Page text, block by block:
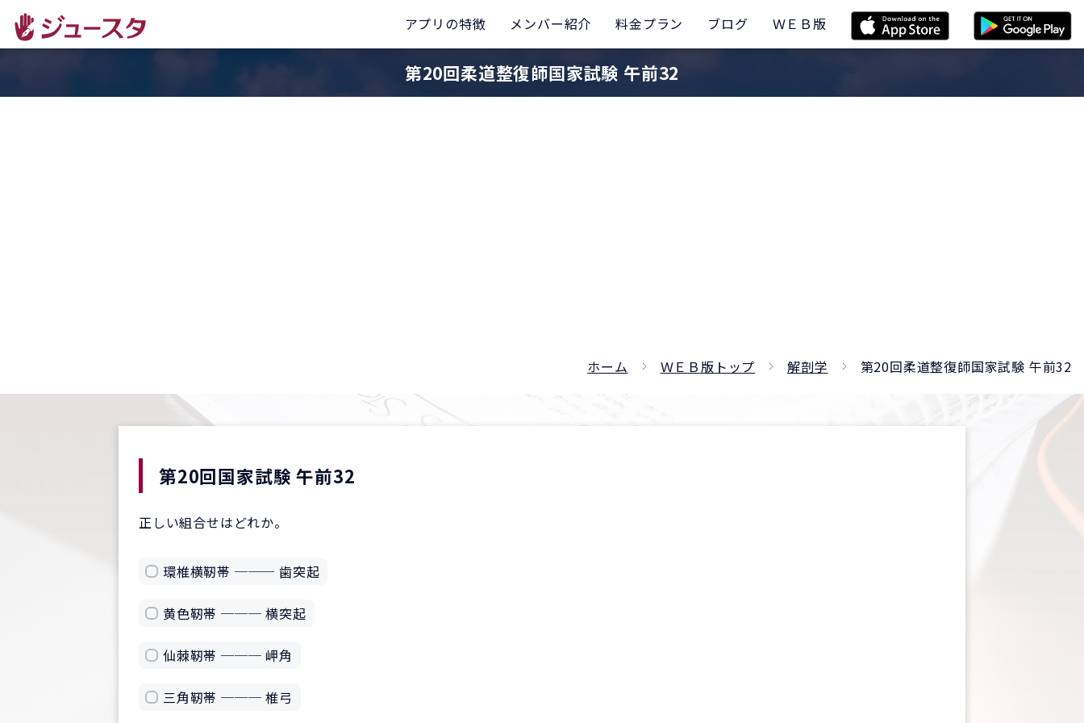
アプリの特徴 メンバー紹介 料金プラン ブログ ＷＥＢ版
第20回柔道整復師国家試験 午前32
ホーム ＷＥＢ版トップ 解剖学 第20回柔道整復師国家試験 午前32
第20回国家試験 午前32
正しい組合せはどれか。
環椎横靭帯 ─── 歯突起
黄色靭帯 ─── 横突起
仙棘靭帯 ─── 岬角
三角靭帯 ─── 椎弓